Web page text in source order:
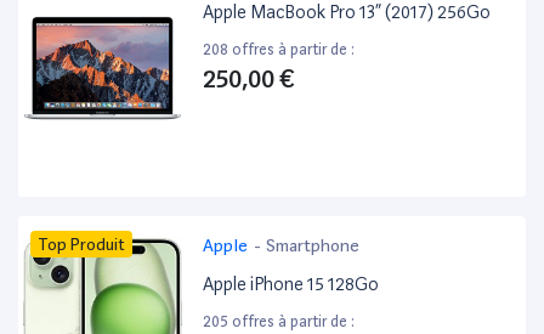
Apple MacBook Pro 13” (2017) 256Go
208 offres à partir de :
250,00 €
Top Produit Apple - Smartphone
Apple iPhone 15 128Go
205 offres à partir de :